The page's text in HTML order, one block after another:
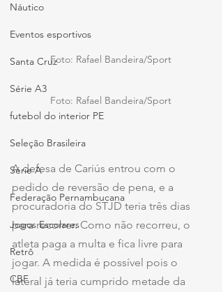
Náutico
Eventos esportivos
Santa Cruz
Série A3
futebol do interior PE
Seleção Brasileira
Série A
Federação Pernambucana
Jogos Escolares
Retrô
CBF
Foto: Rafael Bandeira/Sport
Foto: Rafael Bandeira/Sport
A defesa de Cariús entrou com o
pedido de reversão de pena, e a
procuradoria do STJD teria três dias
para recorrer. Como não recorreu, o
atleta paga a multa e fica livre para
jogar. A medida é possível pois o
lateral já teria cumprido metade da